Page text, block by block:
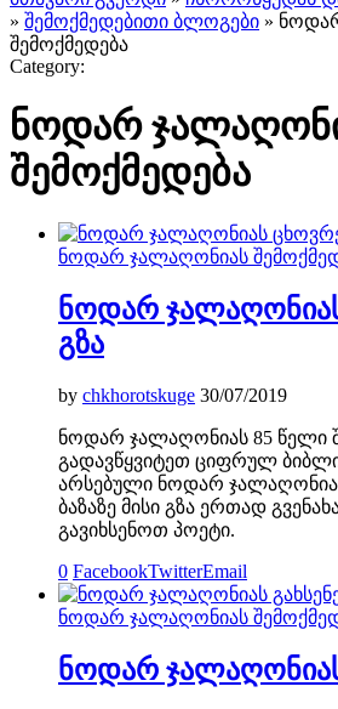
» შემოქმედებითი ბლოგები »
შემოქმედება
Category:
ნოდარ
შემოქმედება
ნოდარ ჯალაღონიას
ნოდარ
გზა
by chkhorotskuge 30/07/2019
ნოდარ ჯალაღონიას 85 წელი
გადავწყვიტეთ ციფრულ
არსებული ნოდარ
ბაზაზე მისი გზა ერთად
გავიხსენოთ პოეტი.
0 FacebookTwitterEmail
ნოდარ ჯალაღონიას
ნოდარ ჯალაღონიას